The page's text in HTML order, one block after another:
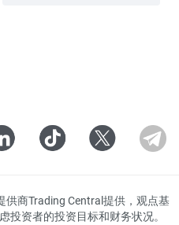
商Trading Central提供，观点基
投资者的投资目标和财务状况。